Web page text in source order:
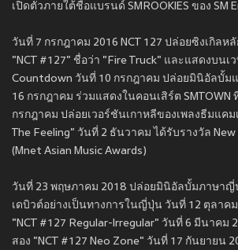
เปิดตัวภายใต้ชื่อแบรนด์ SMROOKIES ของ SM
วันที่ 7 กรกฎาคม 2016 NCT 127 ปล่อยซิงเกิล
"NCT #127" ชื่อว่า "Fire Truck" และแสดงบนเ
Countdown วันที่ 10 กรกฎาคม ปล่อยมินิอัลบั้ม
16 กรกฎาคม ร่วมแสดงในคอนเสิร์ต
กรกฎาคม ปล่อยเวอร์ชันเกาหลีของเพลงธีมแค
The Feeling" วันที่ 2 ธันวาคม ได้รับรางวัล New
(Mnet Asian Music Awards)
วันที่ 23 พฤษภาคม 2018 ปล่อยมินิอัลบั้มภาษาญี่
เดบิวต์อย่างเป็นทางการในญี่ปุ่น วันที่ 12 ตุลาค
"NCT #127 Regular-Irregular" วันที่ 6 มีนาคม
สอง "NCT #127 Neo Zone" วันที่ 17 กันยายน